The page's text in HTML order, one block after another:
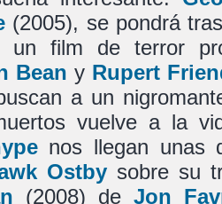
(2005), se pondrá
un film de terror
Bean y Rupert
a un
vuelve a la
nos llegan unas
Ostby sobre su
(2008) deJon